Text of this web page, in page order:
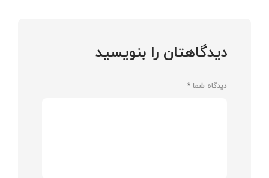
دیدگاهتان را بنویسید
دیدگاه شما *